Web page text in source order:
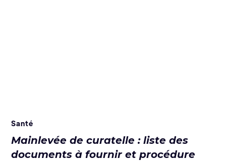
Santé
Mainlevée de curatelle : liste des
documents à fournir et procédure